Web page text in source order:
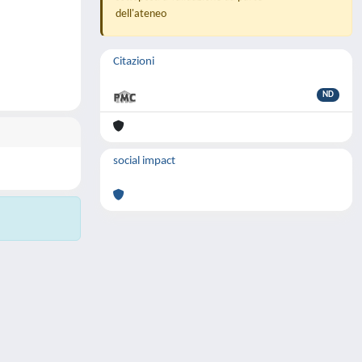
dell'ateneo
Citazioni
ND
social impact